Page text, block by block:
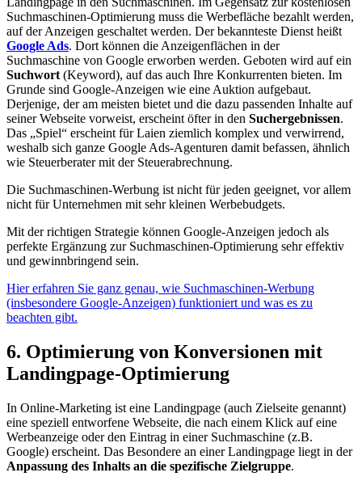
Suchmaschinen-Optimierung muss die Werbefläche bezahlt werden,
auf der Anzeigen geschaltet werden. Der bekannteste Dienst heißt
Google Ads. Dort können die Anzeigenflächen in der
Suchmaschine von Google erworben werden. Geboten wird auf ein
Suchwort (Keyword), auf das auch Ihre Konkurrenten bieten. Im
Grunde sind Google-Anzeigen wie eine Auktion aufgebaut.
Derjenige, der am meisten bietet und die dazu passenden Inhalte auf
seiner Webseite vorweist, erscheint öfter in den Suchergebnissen.
Das „Spiel“ erscheint für Laien ziemlich komplex und verwirrend,
weshalb sich ganze Google Ads-Agenturen damit befassen, ähnlich
wie Steuerberater mit der Steuerabrechnung.
Die Suchmaschinen-Werbung ist nicht für jeden geeignet, vor allem
nicht für Unternehmen mit sehr kleinen Werbebudgets.
Mit der richtigen Strategie können Google-Anzeigen jedoch als
perfekte Ergänzung zur Suchmaschinen-Optimierung sehr effektiv
und gewinnbringend sein.
Hier erfahren Sie ganz genau, wie Suchmaschinen-Werbung
(insbesondere Google-Anzeigen) funktioniert und was es zu
beachten gibt.
6. Optimierung von Konversionen mit
Landingpage-Optimierung
In Online-Marketing ist eine Landingpage (auch Zielseite genannt)
eine speziell entworfene Webseite, die nach einem Klick auf eine
Werbeanzeige oder den Eintrag in einer Suchmaschine (z.B.
Google) erscheint. Das Besondere an einer Landingpage liegt in der
Anpassung des Inhalts an die spezifische Zielgruppe.